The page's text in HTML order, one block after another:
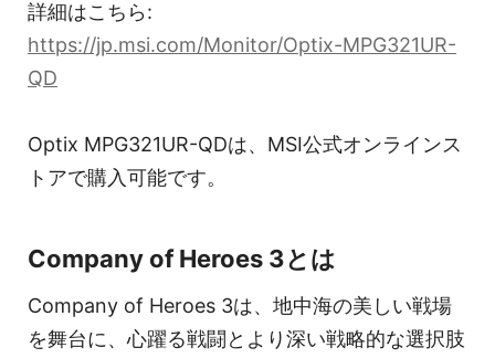
詳細はこちら:
https://jp.msi.com/Monitor/Optix-MPG321UR-
QD
Optix MPG321UR-QDは、MSI公式オンラインス
トアで購入可能です。
Company of Heroes 3とは
Company of Heroes 3は、地中海の美しい戦場
を舞台に、心躍る戦闘とより深い戦略的な選択肢